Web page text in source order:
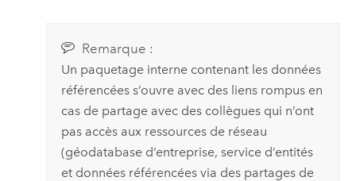
Remarque :
Un paquetage interne contenant les données
référencées s’ouvre avec des liens rompus en
cas de partage avec des collègues qui n’ont
pas accès aux ressources de réseau
(géodatabase d’entreprise, service d’entités
et données référencées via des partages de